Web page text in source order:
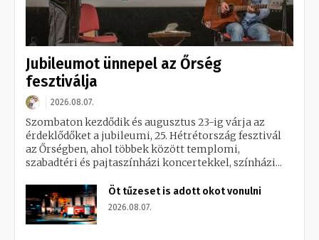
Jubileumot ünnepel az Őrség
fesztiválja
2026.08.07.
Szombaton kezdődik és augusztus 23-ig várja az
érdeklődőket a jubileumi, 25. Hétrétország fesztivál
az Őrségben, ahol többek között templomi,
szabadtéri és pajtaszínházi koncertekkel, színházi...
Öt tűzeset is adott okot vonulni
2026.08.07.